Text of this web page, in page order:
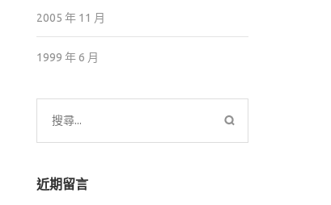
2005 年 11 月
1999 年 6 月
搜
尋
鍵
近期留言